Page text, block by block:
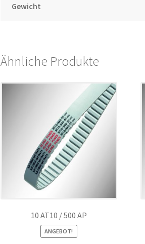
Gewicht
Ähnliche Produkte
10 AT10 / 500 AP
ANGEBOT!